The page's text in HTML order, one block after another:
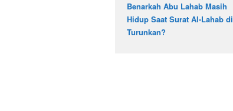
Benarkah Abu Lahab Masih
Hidup Saat Surat Al-Lahab di
Turunkan?